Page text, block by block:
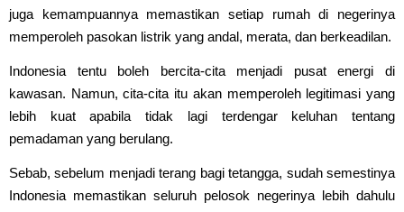
juga kemampuannya memastikan setiap rumah di negerinya
memperoleh pasokan listrik yang andal, merata, dan berkeadilan.
Indonesia tentu boleh bercita-cita menjadi pusat energi di
kawasan. Namun, cita-cita itu akan memperoleh legitimasi yang
lebih kuat apabila tidak lagi terdengar keluhan tentang
pemadaman yang berulang.
Sebab, sebelum menjadi terang bagi tetangga, sudah semestinya
Indonesia memastikan seluruh pelosok negerinya lebih dahulu